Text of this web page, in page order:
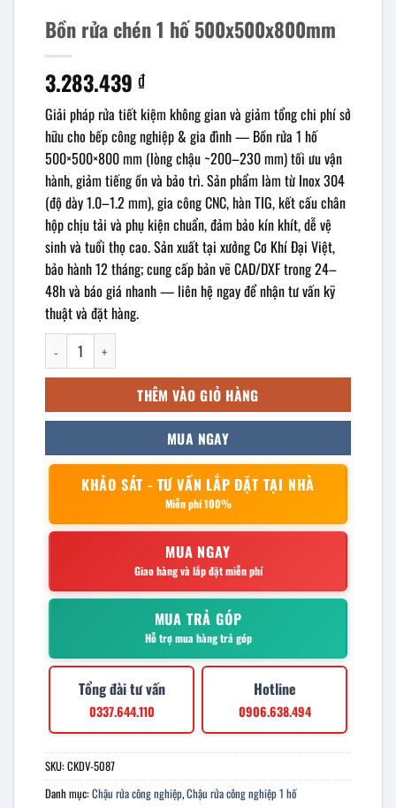
Bồn rửa chén 1 hố 500x500x800mm
3.283.439 ₫
Giải pháp rửa tiết kiệm không gian và giảm tổng chi phí sở
hữu cho bếp công nghiệp & gia đình — Bồn rửa 1 hố
500×500×800 mm (lòng chậu ~200–230 mm) tối ưu vận
hành, giảm tiếng ồn và bảo trì. Sản phẩm làm từ Inox 304
(độ dày 1.0–1.2 mm), gia công CNC, hàn TIG, kết cấu chân
hộp chịu tải và phụ kiện chuẩn, đảm bảo kín khít, dễ vệ
sinh và tuổi thọ cao. Sản xuất tại xưởng Cơ Khí Đại Việt,
bảo hành 12 tháng; cung cấp bản vẽ CAD/DXF trong 24–
48h và báo giá nhanh — liên hệ ngay để nhận tư vấn kỹ
thuật và đặt hàng.
Bồn rửa chén 1 hố 500x500x800mm số lượng
THÊM VÀO GIỎ HÀNG
MUA NGAY
KHẢO SÁT - TƯ VẤN LẮP ĐẶT TẠI NHÀ
Miễn phí 100%
MUA NGAY
Giao hàng và lắp đặt miễn phí
MUA TRẢ GÓP
Hỗ trợ mua hàng trả góp
Tổng đài tư vấn
0337.644.110
Hotline
0906.638.494
SKU:CKDV-5087
Danh mục:Chậu rửa công nghiệp,Chậu rửa công nghiệp 1 hố